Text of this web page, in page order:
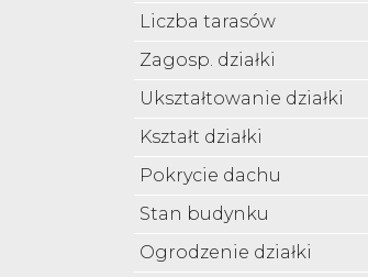
Liczba tarasów
Zagosp. działki
Ukształtowanie działki
Kształt działki
Pokrycie dachu
Stan budynku
Ogrodzenie działki